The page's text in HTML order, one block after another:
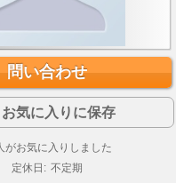
問い合わせ
お気に入りに保存
がお気に入りしました
定休日: 不定期